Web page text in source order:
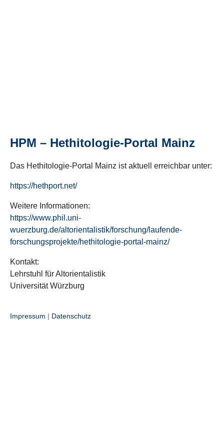
HPM – Hethitologie-Portal Mainz
Das Hethitologie-Portal Mainz ist aktuell erreichbar unter:
https://hethport.net/
Weitere Informationen:
https://www.phil.uni-
wuerzburg.de/altorientalistik/forschung/laufende-
forschungsprojekte/hethitologie-portal-mainz/
Kontakt:
Lehrstuhl für Altorientalistik
Universität Würzburg
Impressum | Datenschutz